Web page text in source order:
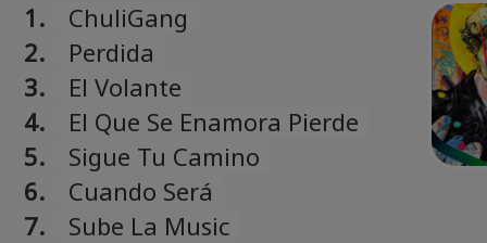
1.
ChuliGang
2.
Perdida
3.
El Volante
4.
El Que Se Enamora Pierde
5.
Sigue Tu Camino
6.
Cuando Será
7.
Sube La Music